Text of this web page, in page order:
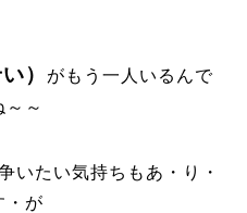
）
がもう一人いるんで
～～
いたい気持ちもあ・り・
・が